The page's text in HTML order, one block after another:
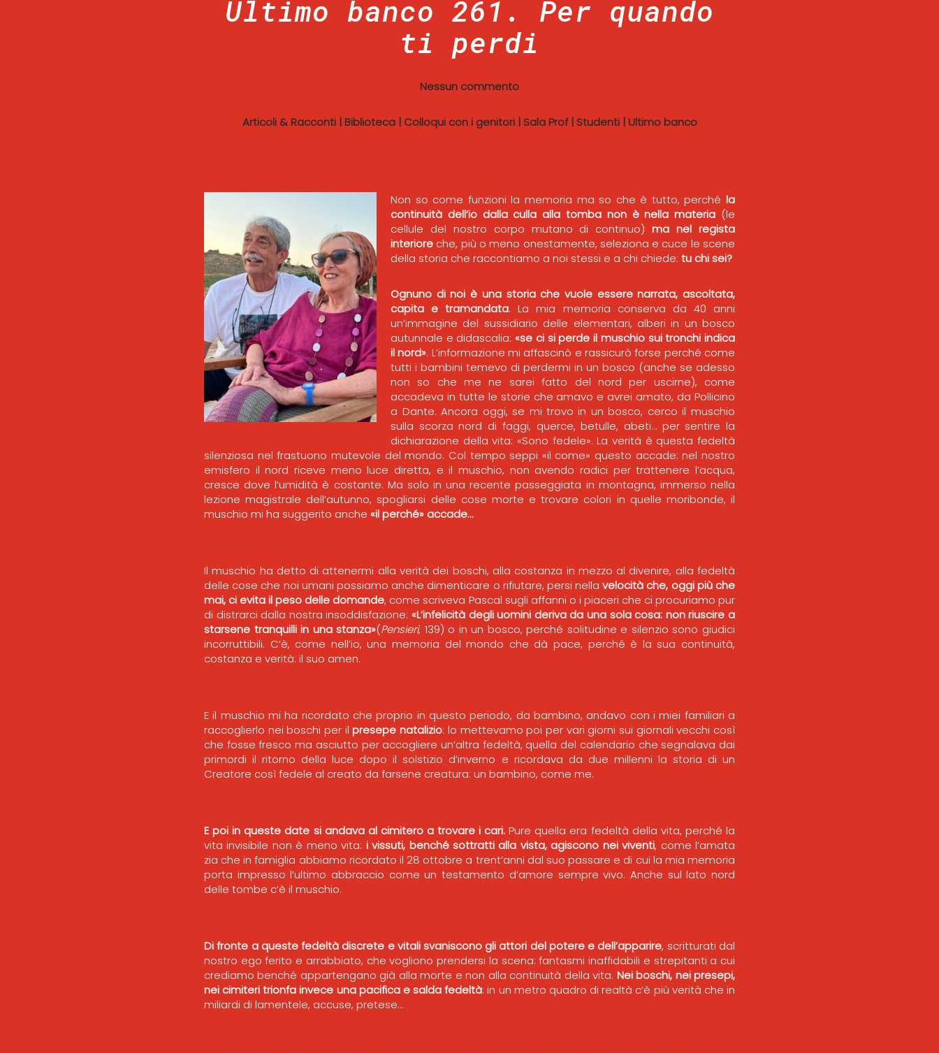
Ultimo banco 261. Per quando
ti perdi
Nessun commento
Articoli & Racconti| Biblioteca| Colloqui con i genitori| Sala Prof| Studenti| Ultimo banco
Non so come funzioni la memoria ma so che è tutto, perché la
continuità dell’io dalla culla alla tomba non è nella materia (le
cellule del nostro corpo mutano di continuo)ma nel regista
interiore che, più o meno onestamente, seleziona e cuce le scene
della storia che raccontiamo a noi stessi e a chi chiede:tu chi sei?
Ognuno di noi è una storia che vuole essere narrata, ascoltata,
capita e tramandata. La mia memoria conserva da 40 anni
un’immagine del sussidiario delle elementari, alberi in un bosco
autunnale e didascalia:«se ci si perde il muschio sui tronchi indica
il nord». L’informazione mi affascinò e rassicurò forse perché come
tutti i bambini temevo di perdermi in un bosco (anche se adesso
non so che me ne sarei fatto del nord per uscirne), come
accadeva in tutte le storie che amavo e avrei amato, da Pollicino
a Dante. Ancora oggi, se mi trovo in un bosco, cerco il muschio
sulla scorza nord di faggi, querce, betulle, abeti… per sentire la
dichiarazione della vita: «Sono fedele». La verità è questa fedeltà
silenziosa nel frastuono mutevole del mondo. Col tempo seppi «il come» questo accade: nel nostro
emisfero il nord riceve meno luce diretta, e il muschio, non avendo radici per trattenere l’acqua,
cresce dove l’umidità è costante. Ma solo in una recente passeggiata in montagna, immerso nella
lezione magistrale dell’autunno, spogliarsi delle cose morte e trovare colori in quelle moribonde, il
muschio mi ha suggerito anche«il perché» accade…
Il muschio ha detto di attenermi alla verità dei boschi, alla costanza in mezzo al divenire, alla fedeltà
delle cose che noi umani possiamo anche dimenticare o rifiutare, persi nellavelocità che, oggi più che
mai, ci evita il peso delle domande, come scriveva Pascal sugli affanni o i piaceri che ci procuriamo pur
di distrarci dalla nostra insoddisfazione:«L’infelicità degli uomini deriva da una sola cosa: non riuscire a
starsene tranquilli in una stanza»(Pensieri, 139) o in un bosco, perché solitudine e silenzio sono giudici
incorruttibili. C’è, come nell’io, una memoria del mondo che dà pace, perché è la sua continuità,
costanza e verità: il suo amen.
E il muschio mi ha ricordato che proprio in questo periodo, da bambino, andavo con i miei familiari a
raccoglierlo nei boschi per ilpresepe natalizio: lo mettevamo poi per vari giorni sui giornali vecchi così
che fosse fresco ma asciutto per accogliere un’altra fedeltà, quella del calendario che segnalava dai
primordi il ritorno della luce dopo il solstizio d’inverno e ricordava da due millenni la storia di un
Creatore così fedele al creato da farsene creatura: un bambino, come me.
E poi in queste date si andava al cimitero a trovare i cari. Pure quella era fedeltà della vita, perché la
vita invisibile non è meno vita: i vissuti, benché sottratti alla vista, agiscono nei viventi, come l’amata
zia che in famiglia abbiamo ricordato il 28 ottobre a trent’anni dal suo passare e di cui la mia memoria
porta impresso l’ultimo abbraccio come un testamento d’amore sempre vivo. Anche sul lato nord
delle tombe c’è il muschio.
Di fronte a queste fedeltà discrete e vitali svaniscono gli attori del potere e dell’apparire, scritturati dal
nostro ego ferito e arrabbiato, che vogliono prendersi la scena: fantasmi inaffidabili e strepitanti a cui
crediamo benché appartengano già alla morte e non alla continuità della vita. Nei boschi, nei presepi,
nei cimiteri trionfa invece una pacifica e salda fedeltà: in un metro quadro di realtà c’è più verità che in
miliardi di lamentele, accuse, pretese…